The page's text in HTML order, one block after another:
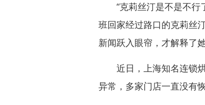
“克莉丝汀是不是不行
班回家经过路口的克莉丝
新闻跃入眼帘，才解释了她
近日，上海知名连锁烘
异常，多家门店一直没有恢